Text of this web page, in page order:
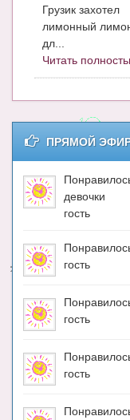
Грузик захотел
лимонный
дл...
Читать
ПРЯМОЙ
девочки
гость
гость
гость
гость